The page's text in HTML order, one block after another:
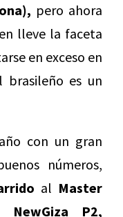
pero ahora
lleve la faceta
en exceso en
brasileño es un
con un gran
números,
al Master
NewGiza P2,